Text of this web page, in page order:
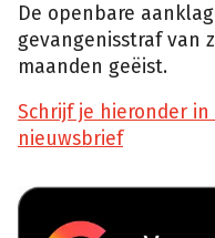
De openbare
gevangenisstraf van
maanden geëist.
Schrijf je hieronder in
nieuwsbrief